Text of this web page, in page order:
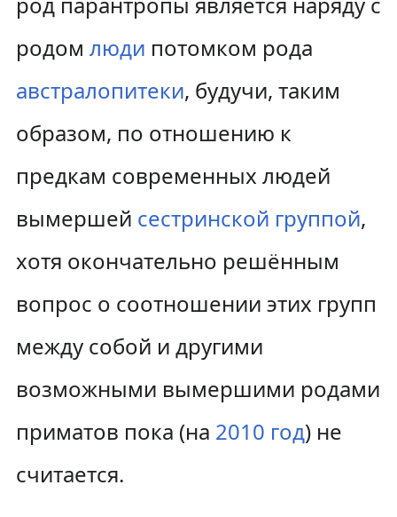
родом люди потомком рода
австралопитеки, будучи, таким
образом, по отношению к
предкам современных людей
вымершей сестринской группой,
хотя окончательно решённым
вопрос о соотношении этих групп
между собой и другими
возможными вымершими родами
приматов пока (на 2010 год) не
считается.